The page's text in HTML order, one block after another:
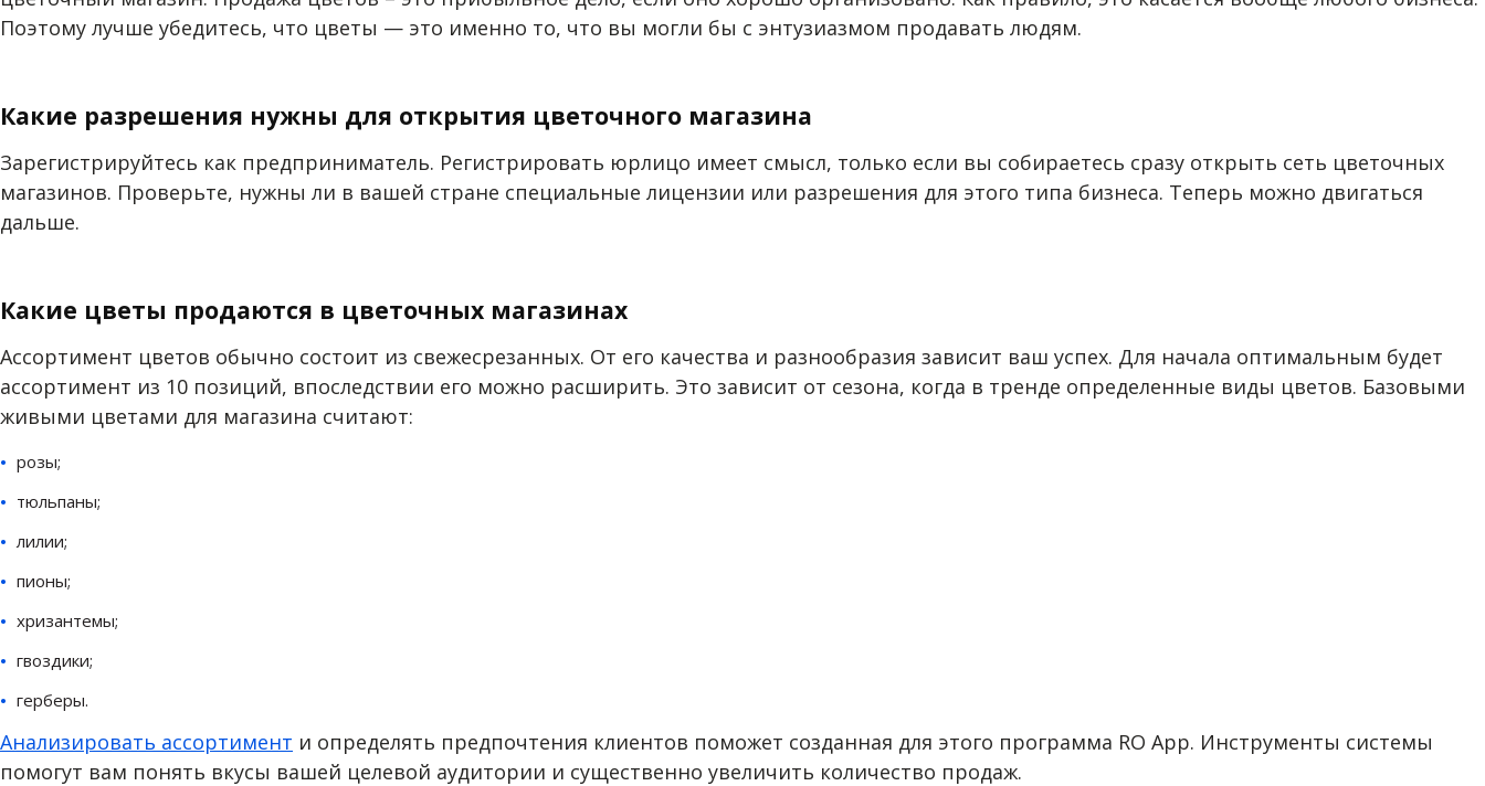
Поэтому лучше убедитесь, что цветы — это именно то, что вы могли бы с энтузиазмом продавать людям.
Какие разрешения нужны для открытия цветочного магазина
Зарегистрируйтесь как предприниматель. Регистрировать юрлицо имеет смысл, только если вы собираетесь сразу открыть сеть цветочных
магазинов. Проверьте, нужны ли в вашей стране специальные лицензии или разрешения для этого типа бизнеса. Теперь можно двигаться
дальше.
Какие цветы продаются в цветочных магазинах
Ассортимент цветов обычно состоит из свежесрезанных. От его качества и разнообразия зависит ваш успех. Для начала оптимальным будет
ассортимент из 10 позиций, впоследствии его можно расширить. Это зависит от сезона, когда в тренде определенные виды цветов. Базовыми
живыми цветами для магазина считают:
розы;
тюльпаны;
лилии;
пионы;
хризантемы;
гвоздики;
герберы.
Анализировать ассортимент и определять предпочтения клиентов поможет созданная для этого программа RO App. Инструменты системы
помогут вам понять вкусы вашей целевой аудитории и существенно увеличить количество продаж.